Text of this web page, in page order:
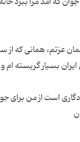
عزتم، همانی که از
ایران بسیار گریسته